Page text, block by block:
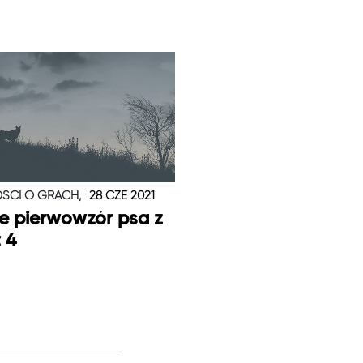
O GRACH, 28 CZE 2021
pierwowzór psa z
4